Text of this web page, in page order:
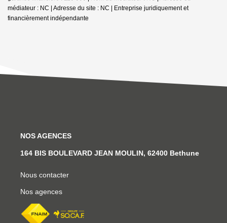
médiateur : NC | Adresse du site : NC | Entreprise juridiquement et
financièrement indépendante
NOS AGENCES
164 BIS BOULEVARD JEAN MOULIN, 62400 Bethune
Nous contacter
Nos agences